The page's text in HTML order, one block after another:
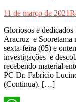
11 de março de 2021
Gloriosos e
Aracruz e Sooretama
sexta-feira (05) e
investigações e
recebendo material
PC Dr. Fabrício
(Continua). […]